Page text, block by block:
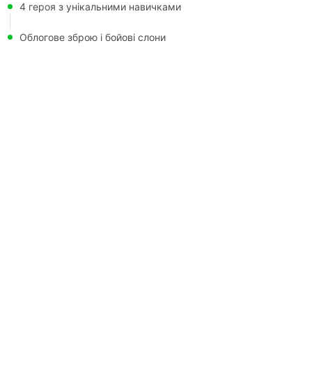
4 героя з унікальними навичками
Облогове зброю і бойові слони